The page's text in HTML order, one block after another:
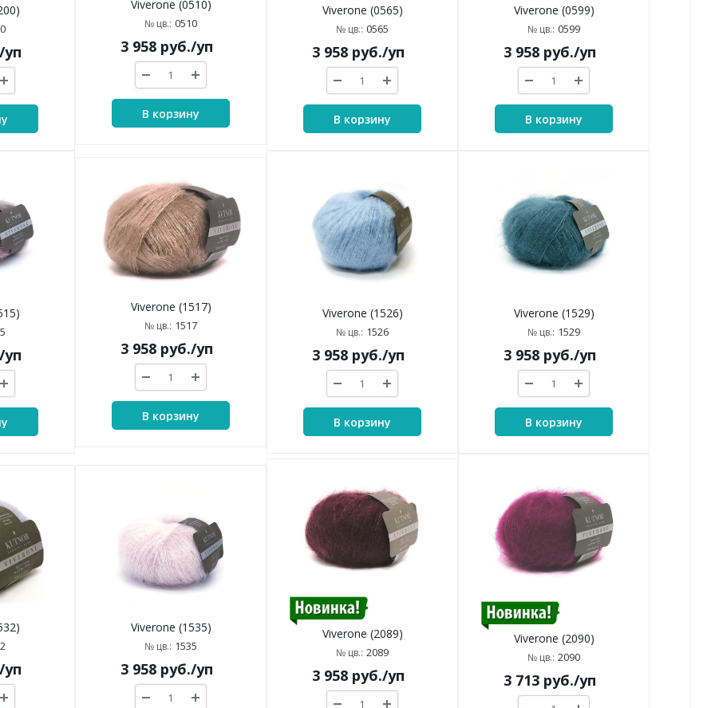
/уп
Viverone (0510)
№ цв.: 0510
3 958 руб./уп
В корзину
Viverone (0565)
№ цв.: 0565
3 958 руб./уп
В корзину
Viverone (0599)
№ цв.: 0599
3 958 руб./уп
В корзину
/уп
Viverone (1517)
№ цв.: 1517
3 958 руб./уп
В корзину
Viverone (1526)
№ цв.: 1526
3 958 руб./уп
В корзину
Viverone (1529)
№ цв.: 1529
3 958 руб./уп
В корзину
/уп
Viverone (1535)
№ цв.: 1535
3 958 руб./уп
Viverone (2089)
№ цв.: 2089
3 958 руб./уп
Viverone (2090)
№ цв.: 2090
3 713 руб./уп